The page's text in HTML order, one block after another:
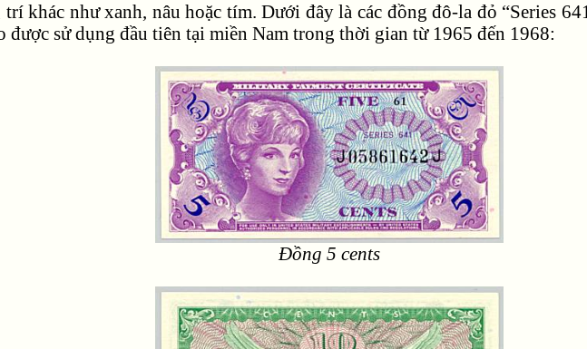
trí khác như xanh, nâu hoặc tím. Dưới đây là các đồng đô-la đỏ “Series
được sử dụng đầu tiên tại miền Nam trong thời gian từ 1965 đến 1968:
Đồng 5 cents